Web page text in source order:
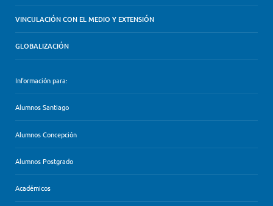
VINCULACIÓN CON EL MEDIO Y EXTENSIÓN
GLOBALIZACIÓN
Información para:
Alumnos Santiago
Alumnos Concepción
Alumnos Postgrado
Académicos